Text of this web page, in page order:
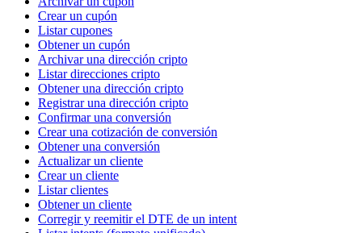
Crear un cupón
Listar cupones
Obtener un cupón
Archivar una dirección cripto
Listar direcciones cripto
Obtener una dirección cripto
Registrar una dirección cripto
Confirmar una conversión
Crear una cotización de conversión
Obtener una conversión
Actualizar un cliente
Crear un cliente
Listar clientes
Obtener un cliente
Corregir y reemitir el DTE de un intent